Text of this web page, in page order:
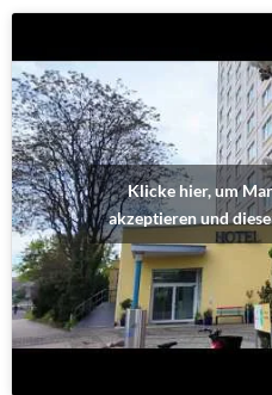
Klicke hier, um
akzeptieren und